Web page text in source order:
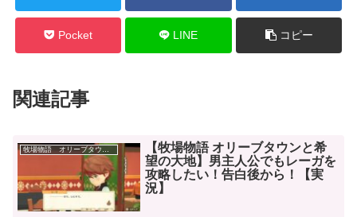
Pocket LINE コピー
関連記事
牧場物語 オリーブタウンと希望の大地
【牧場物語 オリーブタウンと希
望の大地】男主人公でもレーガを
攻略したい！告白後から！【実
況】